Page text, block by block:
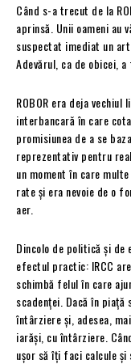
Când s-a trecut de la
aprinsă. Unii oameni au
suspectat imediat un
Adevărul, ca de obicei,
ROBOR era deja
interbancară în care
promisiunea de a se
reprezentativ pentru
un moment în care
rate și era nevoie de o
aer.
Dincolo de politică și de
efectul practic: IRCC
schimbă felul în care
scadenței. Dacă în
întârziere și, adesea,
iarăși, cu întârziere.
ușor să îți faci calcule